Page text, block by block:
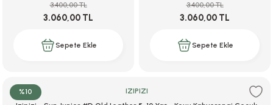
3.060,00 TL
3.400,00 TL
Sepete Ekle
3.060,00 TL
3.400,00 TL
Sepete Ekle
%10
IZIPIZI